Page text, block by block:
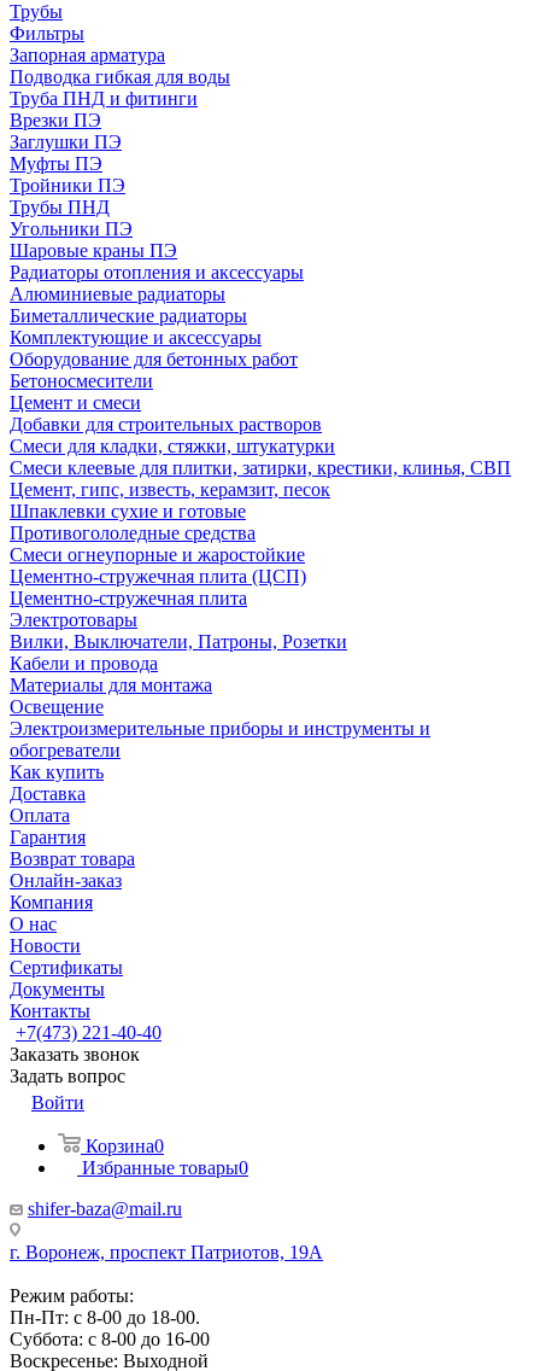
Трубы
Фильтры
Запорная арматура
Подводка гибкая для воды
Труба ПНД и фитинги
Врезки ПЭ
Заглушки ПЭ
Муфты ПЭ
Тройники ПЭ
Трубы ПНД
Угольники ПЭ
Шаровые краны ПЭ
Радиаторы отопления и аксессуары
Алюминиевые радиаторы
Биметаллические радиаторы
Комплектующие и аксессуары
Оборудование для бетонных работ
Бетоносмесители
Цемент и смеси
Добавки для строительных растворов
Смеси для кладки, стяжки, штукатурки
Смеси клеевые для плитки, затирки, крестики, клинья, СВП
Цемент, гипс, известь, керамзит, песок
Шпаклевки сухие и готовые
Противогололедные средства
Смеси огнеупорные и жаростойкие
Цементно-стружечная плита (ЦСП)
Цементно-стружечная плита
Электротовары
Вилки, Выключатели, Патроны, Розетки
Кабели и провода
Материалы для монтажа
Освещение
Электроизмерительные приборы и инструменты и
обогреватели
Как купить
Доставка
Оплата
Гарантия
Возврат товара
Онлайн-заказ
Компания
О нас
Новости
Сертификаты
Документы
Контакты
+7(473) 221-40-40
Заказать звонок
Задать вопрос
Войти
Корзина0
Избранные товары0
shifer-baza@mail.ru
г. Воронеж, проспект Патриотов, 19А
Режим работы:
Пн-Пт: с 8-00 до 18-00.
Суббота: с 8-00 до 16-00
Воскресенье: Выходной